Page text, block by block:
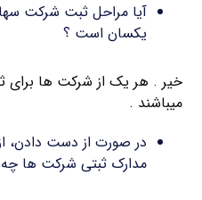
آیا مراحل ثبت شرکت
یکسان است ؟
خیر . هر یک از شرکت ها برای
میباشند .
در صورت از دست دادن،
مدارک ثبتی شرکت ها چه